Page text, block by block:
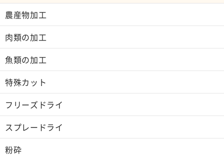
農産物加工
肉類の加工
魚類の加工
特殊カット
フリーズドライ
スプレードライ
粉砕